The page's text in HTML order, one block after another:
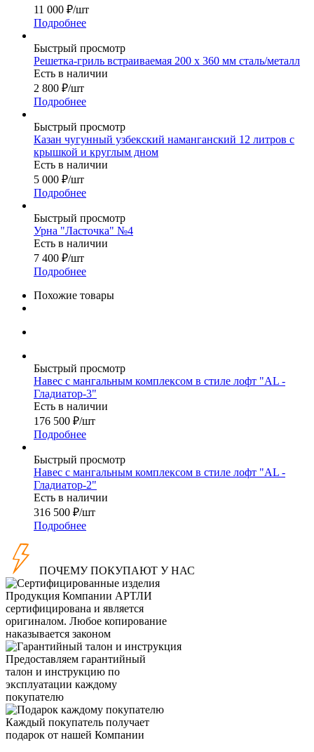
11 000 ₽/шт
Подробнее
Быстрый просмотр
Решетка-гриль встраиваемая 200 х 360 мм сталь/металл
Есть в наличии
2 800 ₽/шт
Подробнее
Быстрый просмотр
Казан чугунный узбекский наманганский 12 литров с
крышкой и круглым дном
Есть в наличии
5 000 ₽/шт
Подробнее
Быстрый просмотр
Урна "Ласточка" №4
Есть в наличии
7 400 ₽/шт
Подробнее
Похожие товары
Быстрый просмотр
Навес с мангальным комплексом в стиле лофт "AL -
Гладиатор-3"
Есть в наличии
176 500 ₽/шт
Подробнее
Быстрый просмотр
Навес с мангальным комплексом в стиле лофт "AL -
Гладиатор-2"
Есть в наличии
316 500 ₽/шт
Подробнее
ПОЧЕМУ ПОКУПАЮТ У НАС
Продукция Компании АРТЛИ
сертифицирована и является
оригиналом. Любое копирование
наказывается законом
Предоставляем гарантийный
талон и инструкцию по
эксплуатации каждому
покупателю
Каждый покупатель получает
подарок от нашей Компании